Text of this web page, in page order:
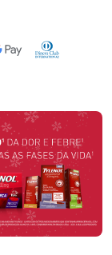
Pay
Diners Club